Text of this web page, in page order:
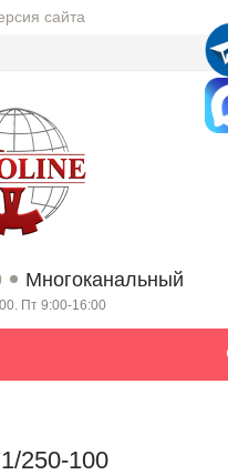
сайта
Многоканальный
Пт 9:00-16:00
250-100